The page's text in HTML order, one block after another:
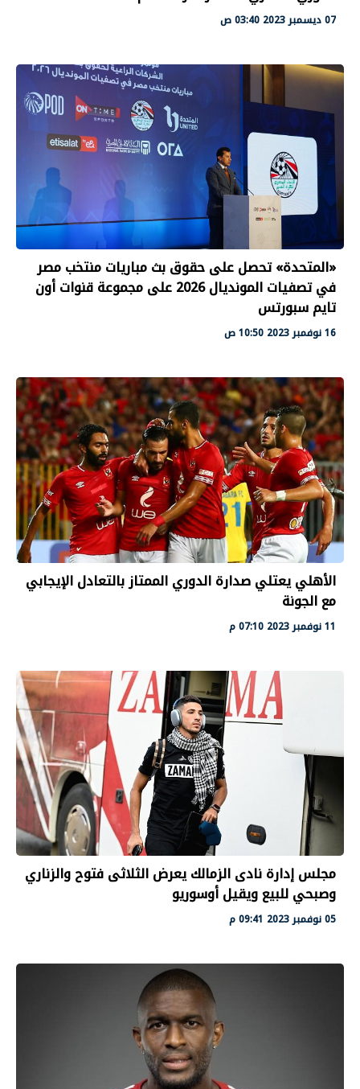
07 ديسمبر 2023 03:40 ص
«المتحدة» تحصل على حقوق بث مباريات منتخب مصر
في تصفيات المونديال 2026 على مجموعة قنوات أون
تايم سبورتس
16 نوفمبر 2023 10:50 ص
الأهلي يعتلي صدارة الدوري الممتاز بالتعادل الإيجابي
مع الجونة
11 نوفمبر 2023 07:10 م
مجلس إدارة نادى الزمالك يعرض الثلاثى فتوح والزناري
وصبحي للبيع ويقيل أوسوريو
05 نوفمبر 2023 09:41 م